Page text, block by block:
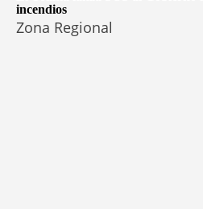
incendios
Zona Regional